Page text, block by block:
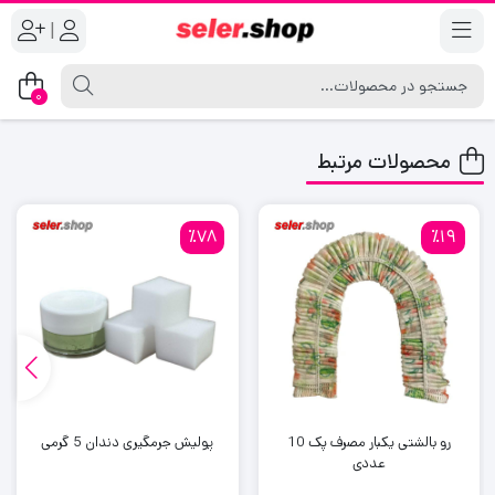
|
0
محصولات مرتبط
٪19
رو بالشتی یکبار مصرف پک 10
عددی
٪78
پولیش جرمگیری دندان 5 گرمی